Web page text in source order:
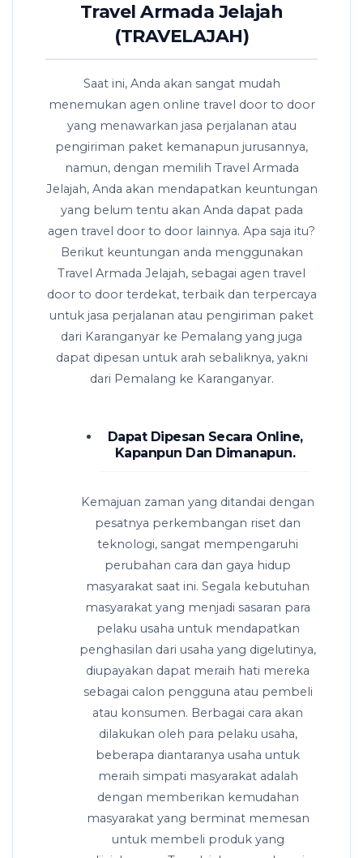
Travel Armada Jelajah
(TRAVELAJAH)
Saat ini, Anda akan sangat mudah
menemukan agen online travel door to door
yang menawarkan jasa perjalanan atau
pengiriman paket kemanapun jurusannya,
namun, dengan memilih Travel Armada
Jelajah, Anda akan mendapatkan keuntungan
yang belum tentu akan Anda dapat pada
agen travel door to door lainnya. Apa saja itu?
Berikut keuntungan anda menggunakan
Travel Armada Jelajah, sebagai agen travel
door to door terdekat, terbaik dan terpercaya
untuk jasa perjalanan atau pengiriman paket
dari Karanganyar ke Pemalang yang juga
dapat dipesan untuk arah sebaliknya, yakni
dari Pemalang ke Karanganyar.
Dapat Dipesan Secara Online,
Kapanpun Dan Dimanapun.
Kemajuan zaman yang ditandai dengan
pesatnya perkembangan riset dan
teknologi, sangat mempengaruhi
perubahan cara dan gaya hidup
masyarakat saat ini. Segala kebutuhan
masyarakat yang menjadi sasaran para
pelaku usaha untuk mendapatkan
penghasilan dari usaha yang digelutinya,
diupayakan dapat meraih hati mereka
sebagai calon pengguna atau pembeli
atau konsumen. Berbagai cara akan
dilakukan oleh para pelaku usaha,
beberapa diantaranya usaha untuk
meraih simpati masyarakat adalah
dengan memberikan kemudahan
masyarakat yang berminat memesan
untuk membeli produk yang